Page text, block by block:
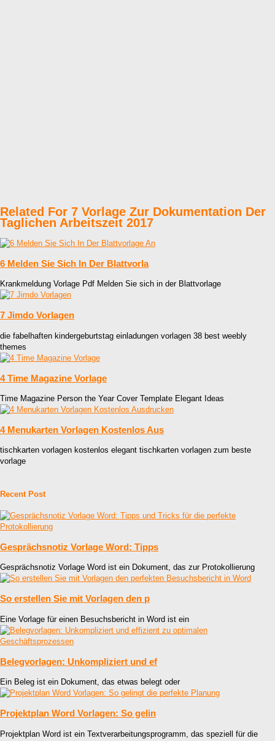
Related For 7 Vorlage Zur Dokumentation Der
Taglichen Arbeitszeit 2017
6 Melden Sie Sich In Der Blattvorla
Krankmeldung Vorlage Pdf Melden Sie sich in der Blattvorlage
7 Jimdo Vorlagen
die fabelhaften kindergeburtstag einladungen vorlagen 38 best weebly
themes
4 Time Magazine Vorlage
Time Magazine Person the Year Cover Template Elegant Ideas
4 Menukarten Vorlagen Kostenlos Aus
tischkarten vorlagen kostenlos elegant tischkarten vorlagen zum beste
vorlage
Recent Post
Gesprächsnotiz Vorlage Word: Tipps
Gesprächsnotiz Vorlage Word ist ein Dokument, das zur Protokollierung
So erstellen Sie mit Vorlagen den p
Eine Vorlage für einen Besuchsbericht in Word ist ein
Belegvorlagen: Unkompliziert und ef
Ein Beleg ist ein Dokument, das etwas belegt oder
Projektplan Word Vorlagen: So gelin
Projektplan Word ist ein Textverarbeitungsprogramm, das speziell für die